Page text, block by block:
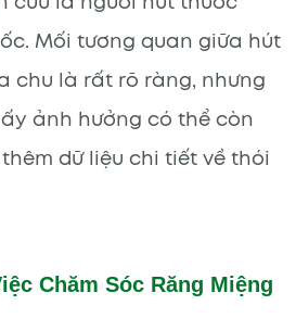
Mối tương quan giữa hút
chu là rất rõ ràng, nhưng
ảnh hưởng có thể còn
dữ liệu chi tiết về thói
Chăm Sóc Răng Miệng